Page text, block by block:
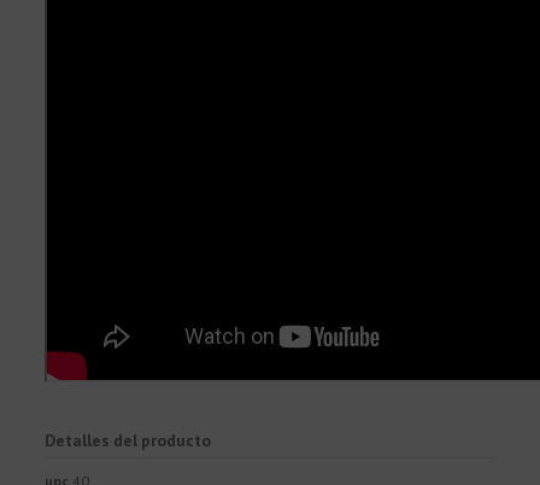
Detalles del producto
upc 40